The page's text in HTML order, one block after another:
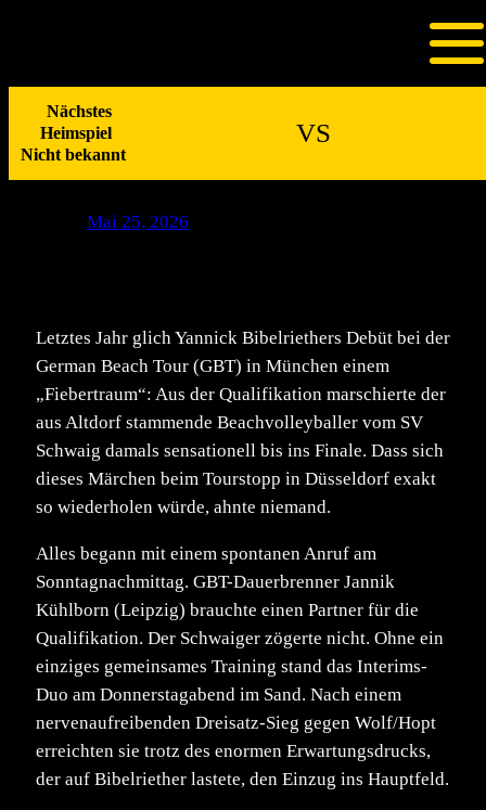
Nächstes
Heimspiel
Nicht bekannt
VS
Sensation: Bibelriether
stürmt erneut aufs GBT-
Podium
Mai 25, 2026
Letztes Jahr glich Yannick Bibelriethers Debüt bei der
German Beach Tour (GBT) in München einem
„Fiebertraum“: Aus der Qualifikation marschierte der
aus Altdorf stammende Beachvolleyballer vom SV
Schwaig damals sensationell bis ins Finale. Dass sich
dieses Märchen beim Tourstopp in Düsseldorf exakt
so wiederholen würde, ahnte niemand.
Alles begann mit einem spontanen Anruf am
Sonntagnachmittag. GBT-Dauerbrenner Jannik
Kühlborn (Leipzig) brauchte einen Partner für die
Qualifikation. Der Schwaiger zögerte nicht. Ohne ein
einziges gemeinsames Training stand das Interims-
Duo am Donnerstagabend im Sand. Nach einem
nervenaufreibenden Dreisatz-Sieg gegen Wolf/Hopt
erreichten sie trotz des enormen Erwartungsdrucks,
der auf Bibelriether lastete, den Einzug ins Hauptfeld.